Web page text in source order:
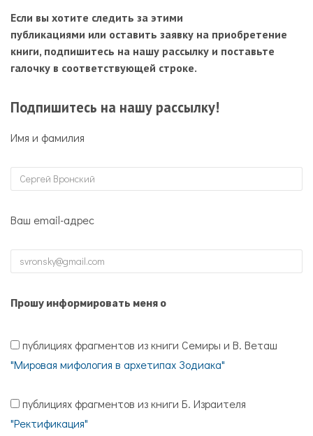
Если вы хотите следить за этими
публикациями или оставить заявку на приобретение
книги, подпишитесь на нашу рассылку и поставьте
галочку в соответствующей строке.
Подпишитесь на нашу рассылку!
Имя и фамилия
Ваш email-адрес
Прошу информировать меня о
публициях фрагментов из книги Семиры и В. Веташ
"Мировая мифология в архетипах Зодиака"
публициях фрагментов из книги Б. Израителя
"Ректификация"